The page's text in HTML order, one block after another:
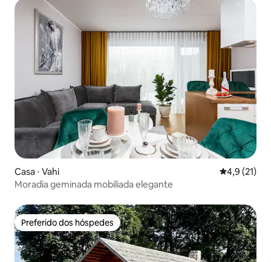
Casa ⋅ Vahi 4,9 de uma
4,9 (21)
Moradia geminada mobiliada elegante
Preferido dos hóspedes
Preferido dos hóspedes